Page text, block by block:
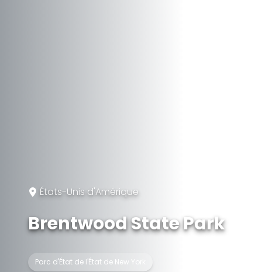
États-Unis d'Amérique
Brentwood State Park
Parc d'État de l'État de New York